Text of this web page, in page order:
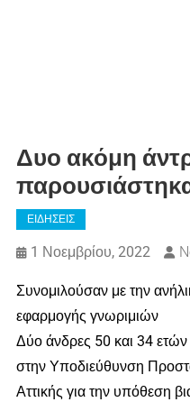
Δυο ακόμη
ΕΙΔΗΣΕΙΣ
1 Νοεμβρίου, 2022
Συνομιλούσαν με την
εφαρμογής γνωριμιών
Δύο άνδρες 50 και 34
στην Υποδιεύθυνση
Αττικής για την υπόθεση